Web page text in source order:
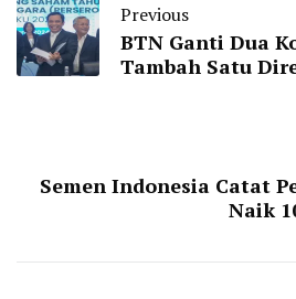
Previous
BTN Ganti Dua
Tambah Satu
Semen Indonesia Catat
Naik